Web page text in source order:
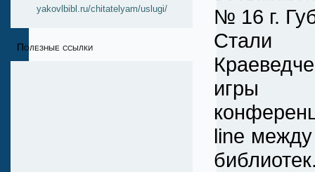
yakovlbibl.ru/chitatelyam/uslugi/
Полезные ссылки
№ 16 г.
Стали
line между